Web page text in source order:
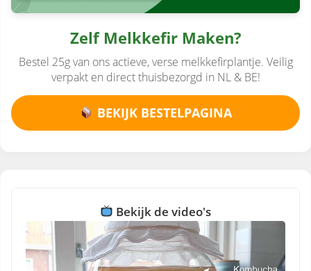
Zelf Melkkefir Maken?
Bestel 25g van ons actieve, verse melkkefirplantje. Veilig
verpakt en direct thuisbezorgd in NL & BE!
BEKIJK BESTELPAGINA
Bekijk de video's